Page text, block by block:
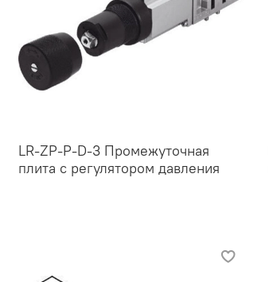
LR-ZP-P-D-3 Промежуточная
плита с регулятором давления